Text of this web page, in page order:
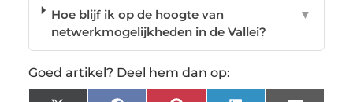
Hoe blijf ik op de hoogte van
netwerkmogelijkheden in de Vallei?
▼
Goed artikel? Deel hem dan op: